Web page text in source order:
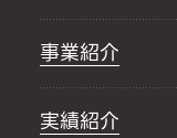
事業紹介
実績紹介